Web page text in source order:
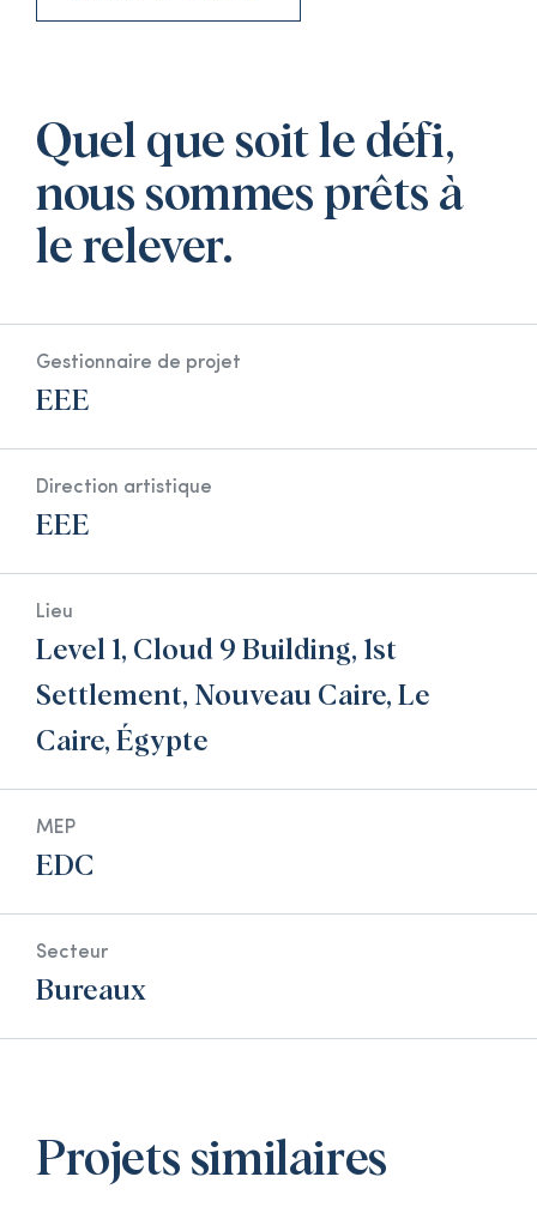
Quel que soit le défi,
nous sommes prêts à
le relever.
Gestionnaire de projet
EEE
Direction artistique
EEE
Lieu
Level 1, Cloud 9 Building, 1st
Settlement, Nouveau Caire, Le
Caire, Égypte
MEP
EDC
Secteur
Bureaux
Projets similaires